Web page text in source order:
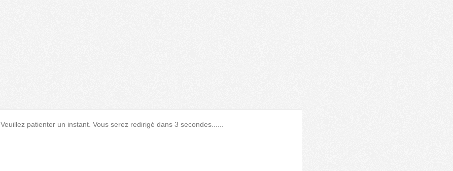
Veuillez patienter un instant. Vous serez redirigé dans 3 secondes......